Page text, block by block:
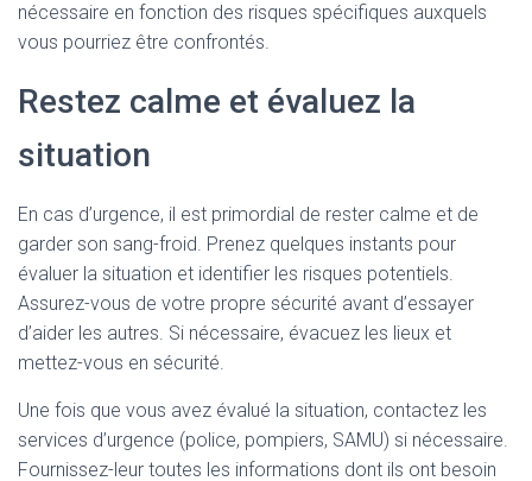
nécessaire en fonction des risques spécifiques auxquels
vous pourriez être confrontés.
Restez calme et évaluez la
situation
En cas d’urgence, il est primordial de rester calme et de
garder son sang-froid. Prenez quelques instants pour
évaluer la situation et identifier les risques potentiels.
Assurez-vous de votre propre sécurité avant d’essayer
d’aider les autres. Si nécessaire, évacuez les lieux et
mettez-vous en sécurité.
Une fois que vous avez évalué la situation, contactez les
services d’urgence (police, pompiers, SAMU) si nécessaire.
Fournissez-leur toutes les informations dont ils ont besoin